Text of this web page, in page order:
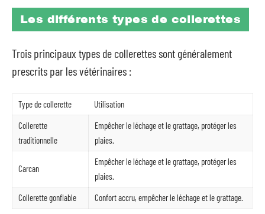
Les différents types de collerettes
Trois principaux types de collerettes sont généralement
prescrits par les vétérinaires :
Type de collerette
Utilisation
Collerette
traditionnelle
Empêcher le léchage et le grattage, protéger les
plaies.
Carcan
Empêcher le léchage et le grattage, protéger les
plaies.
Collerette gonflable
Confort accru, empêcher le léchage et le grattage.